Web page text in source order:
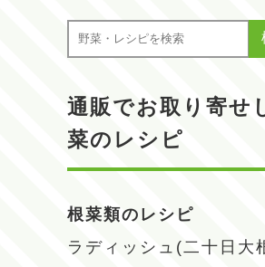
通販でお取り寄せ
菜のレシピ
根菜類のレシピ
ラディッシュ(二十日大